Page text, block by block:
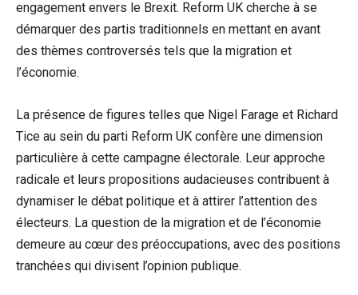
engagement envers le Brexit. Reform UK cherche à se
démarquer des partis traditionnels en mettant en avant
des thèmes controversés tels que la migration et
l’économie.
La présence de figures telles que Nigel Farage et Richard
Tice au sein du parti Reform UK confère une dimension
particulière à cette campagne électorale. Leur approche
radicale et leurs propositions audacieuses contribuent à
dynamiser le débat politique et à attirer l’attention des
électeurs. La question de la migration et de l’économie
demeure au cœur des préoccupations, avec des positions
tranchées qui divisent l’opinion publique.